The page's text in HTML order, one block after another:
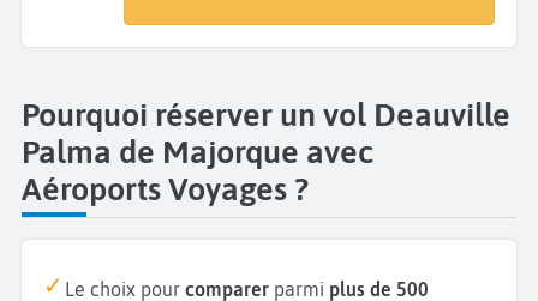
Pourquoi réserver un vol Deauville
Palma de Majorque avec
Aéroports Voyages ?
Le choix pour comparer parmi plus de 500